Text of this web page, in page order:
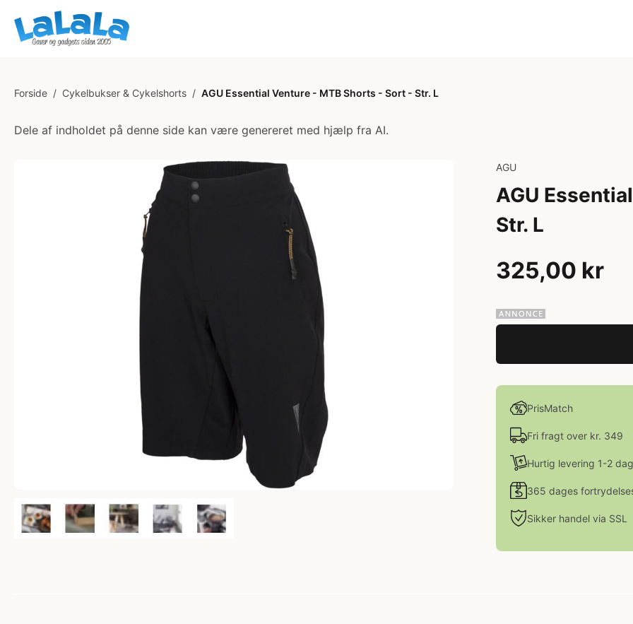
Forside / Cykelbukser & Cykelshorts / AGU Essential Venture - MTB Shorts - Sort - Str. L
Dele af indholdet på denne side kan være genereret med hjælp fra AI.
AGU
AGU
Str. L
325,00 kr
PrisMatch
Fri fragt over kr. 349
Hurtig levering 1-2
365 dages
Sikker handel via SSL